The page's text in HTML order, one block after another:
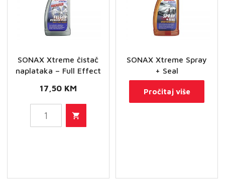
SONAX Xtreme čistač
naplataka – Full Effect
17,50 KM
SONAX
Xtreme
-
SONAX Xtreme Spray
+ Seal
Pročitaj više